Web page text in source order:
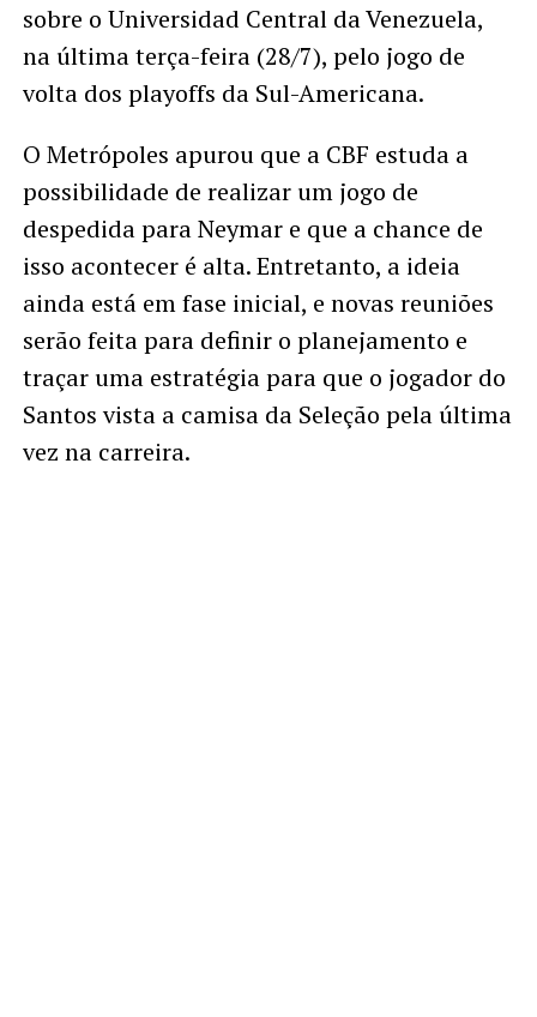
sobre o Universidad Central da Venezuela,
na última terça-feira (28/7), pelo jogo de
volta dos playoffs da Sul-Americana.
O Metrópoles apurou que a CBF estuda a
possibilidade de realizar um jogo de
despedida para Neymar e que a chance de
isso acontecer é alta. Entretanto, a ideia
ainda está em fase inicial, e novas reuniões
serão feita para definir o planejamento e
traçar uma estratégia para que o jogador do
Santos vista a camisa da Seleção pela última
vez na carreira.